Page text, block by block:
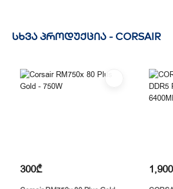
ᲡᲮᲕᲐ ᲞᲠᲝᲓᲣᲥᲪᲘᲐ - CORSAIR
300₾